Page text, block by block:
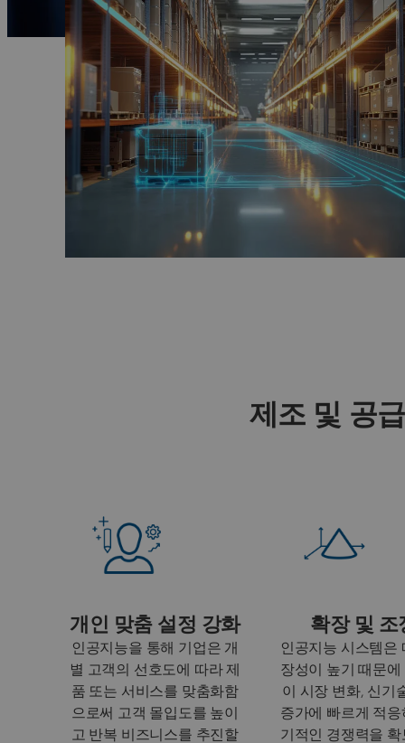
제조 및 공
개인 맞춤 설정 강화
인공지능을 통해 기업은 개
별 고객의 선호도에 따라 제
품 또는 서비스를 맞춤화함
으로써 고객 몰입도를 높이
고 반복 비즈니스를 추진할
확장 및 조
인공지능 시스템은
장성이 높기 때문에
이 시장 변화, 신기
증가에 빠르게 적응
기적인 경쟁력을 확